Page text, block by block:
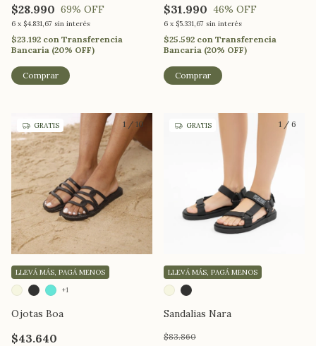
$28.990 69% OFF
6 x $4.831,67 sin interés
$23.192 con Transferencia
Bancaria (20% OFF)
Comprar
$31.990 46% OFF
6 x $5.331,67 sin interés
$25.592 con Transferencia
Bancaria (20% OFF)
Comprar
1 / 10
GRATIS
Ojotas Boa
$43.640
LLEVÁ MÁS, PAGÁ MENOS
+1
1 / 6
GRATIS
Sandalias Nara
$83.860
LLEVÁ MÁS, PAGÁ MENOS